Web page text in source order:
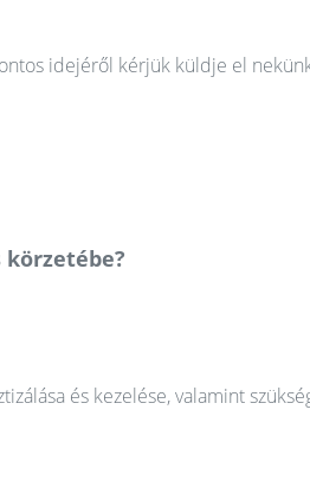
idejéről kérjük küldje el
és kezelése, valamint